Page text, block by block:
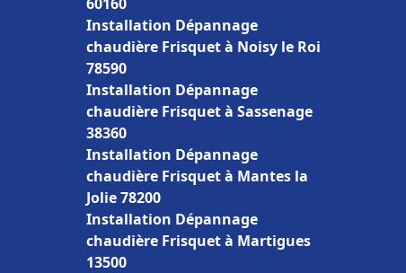
Installation Dépannage
chaudière Frisquet à Noisy le Roi
78590
Installation Dépannage
chaudière Frisquet à Sassenage
38360
Installation Dépannage
chaudière Frisquet à Mantes la
Jolie 78200
Installation Dépannage
chaudière Frisquet à Martigues
13500